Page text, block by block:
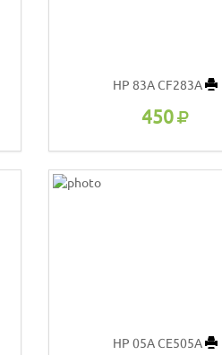
HP 83A CF283A
450
HP 05A CE505A